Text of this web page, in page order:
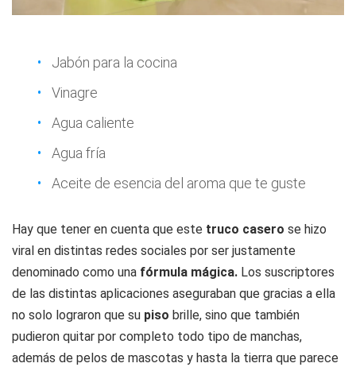
Jabón para la cocina
Vinagre
Agua caliente
Agua fría
Aceite de esencia del aroma que te guste
Hay que tener en cuenta que este truco casero se hizo
viral en distintas redes sociales por ser justamente
denominado como una fórmula mágica. Los suscriptores
de las distintas aplicaciones aseguraban que gracias a ella
no solo lograron que su piso brille, sino que también
pudieron quitar por completo todo tipo de manchas,
además de pelos de mascotas y hasta la tierra que parece